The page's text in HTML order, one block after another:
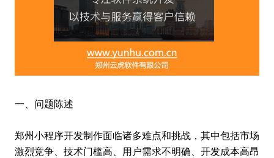
一、问题陈述
郑州小程序开发制作面临诸多难点和挑战，其中包括市场
激烈竞争、技术门槛高、用户需求不明确、开发成本高昂